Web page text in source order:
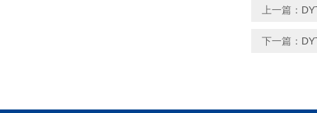
上一篇：
下一篇：